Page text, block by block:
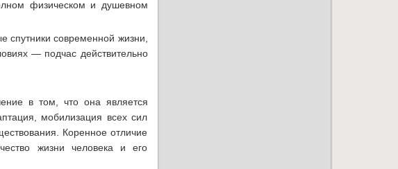
физическом и душевном
современной жизни,
— подчас действительно
в том, что она является
мобилизация всех сил
Коренное отличие
жизни человека и его